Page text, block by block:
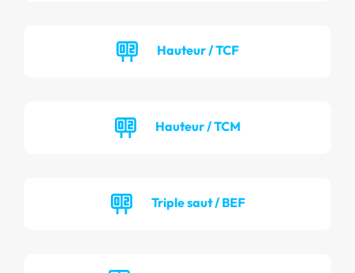
Hauteur / TCF
Hauteur / TCM
Triple saut / BEF